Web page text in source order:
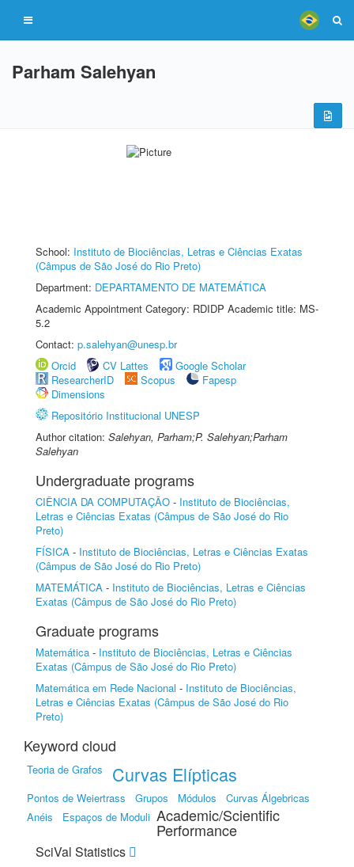
Parham Salehyan
School: Instituto de Biociências, Letras e Ciências Exatas
(Câmpus de São José do Rio Preto)
Department: DEPARTAMENTO DE MATEMÁTICA
Academic Appointment Category: RDIDP Academic title: MS-
5.2
Contact: p.salehyan@unesp.br
Orcid
CV Lattes
Google Scholar
ResearcherID
Scopus
Fapesp
Dimensions
Repositório Institucional UNESP
Author citation: Salehyan, Parham;P. Salehyan;Parham
Salehyan
Undergraduate programs
CIÊNCIA DA COMPUTAÇÃO - Instituto de Biociências,
Letras e Ciências Exatas (Câmpus de São José do Rio
Preto)
FÍSICA - Instituto de Biociências, Letras e Ciências Exatas
(Câmpus de São José do Rio Preto)
MATEMÁTICA - Instituto de Biociências, Letras e Ciências
Exatas (Câmpus de São José do Rio Preto)
Graduate programs
Matemática - Instituto de Biociências, Letras e Ciências
Exatas (Câmpus de São José do Rio Preto)
Matemática em Rede Nacional - Instituto de Biociências,
Letras e Ciências Exatas (Câmpus de São José do Rio
Preto)
Keyword cloud
Teoria de Grafos Curvas Elípticas
Pontos de Weiertrass Grupos Módulos
Curvas Álgebricas
Anéis
Espaços de Moduli Academic/Scientific
Performance
SciVal Statistics